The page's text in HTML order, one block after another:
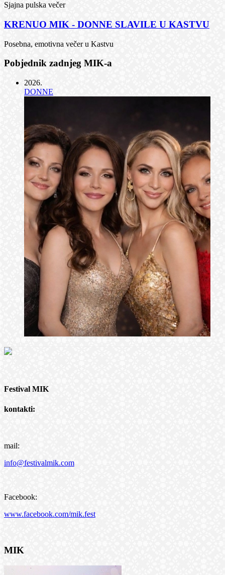
Sjajna pulska večer
KRENUO MIK - DONNE SLAVILE U KASTVU
Posebna, emotivna večer u Kastvu
Pobjednik zadnjeg MIK-a
2026.
DONNE
Festival MIK
kontakti:
mail:
info@festivalmik.com
Facebook:
www.facebook.com/mik.fest
MIK